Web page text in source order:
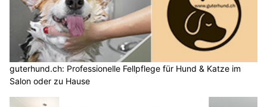
guterhund.ch: Professionelle Fellpflege für Hund & Katze im
Salon oder zu Hause